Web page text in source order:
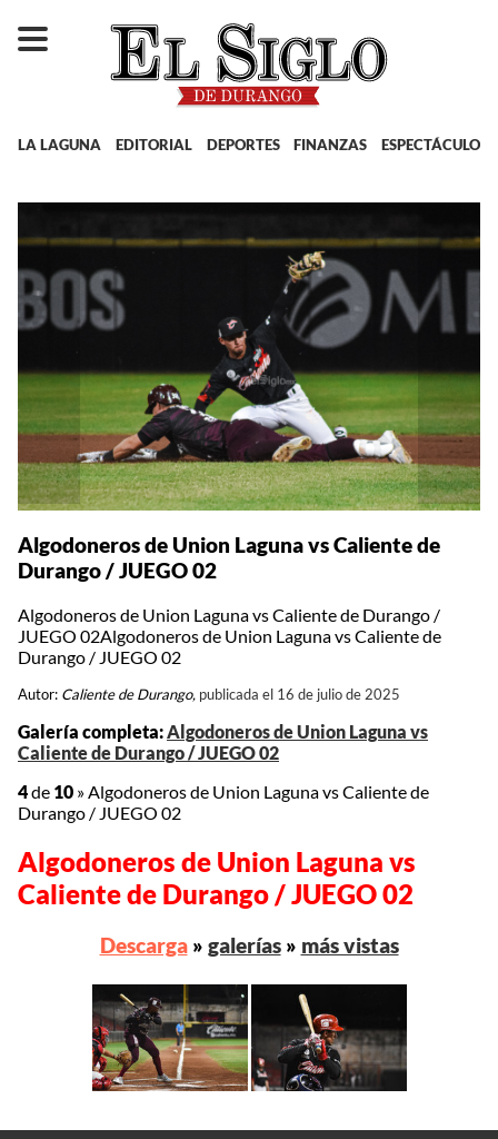
LA LAGUNA EDITORIAL DEPORTES FINANZAS ESPECTÁCULOS
Algodoneros de Union Laguna vs Caliente de
Durango / JUEGO 02
Algodoneros de Union Laguna vs Caliente de Durango /
JUEGO 02Algodoneros de Union Laguna vs Caliente de
Durango / JUEGO 02
Autor: Caliente de Durango, publicada el 16 de julio de 2025
Galería completa:Algodoneros de Union Laguna vs
Caliente de Durango / JUEGO 02
4de 10 »Algodoneros de Union Laguna vs Caliente de
Durango / JUEGO 02
Algodoneros de Union Laguna vs
Caliente de Durango / JUEGO 02
Descarga» galerías» más vistas